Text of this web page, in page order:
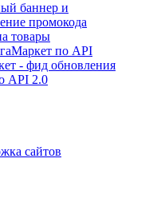
баннер и
промокода
товары
по API
- фид обновления
API 2.0
сайтов